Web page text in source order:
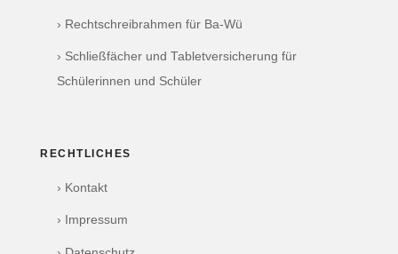
› Rechtschreibrahmen für Ba-Wü
› Schließfächer und Tabletversicherung für
Schülerinnen und Schüler
RECHTLICHES
› Kontakt
› Impressum